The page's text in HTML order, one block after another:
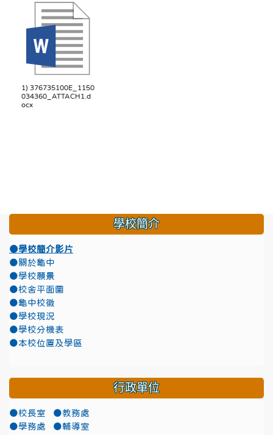
1) 376735100E_1150
034360_ATTACH1.d
ocx
學校簡介
●學校簡介影片
●關於龜中
●學校願景
●校舍平面圖
●龜中校徽
●學校現況
●學校分機表
●本校位置及學區
行政單位
●校長室
●教務處
●學務處
●輔導室